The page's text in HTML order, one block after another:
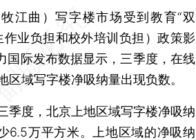
江曲）写字楼市场受到教育“双
业负担和校外培训负担）政策影
国际发布数据显示，三季度，在线
域写字楼净吸纳量出现负数。
度，北京上地区域写字楼净吸纳
6.5万平方米。上地区域的净吸纳